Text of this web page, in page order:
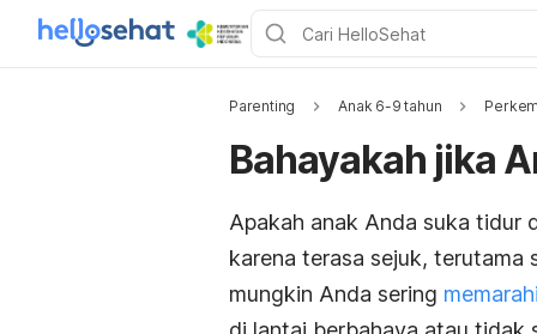
Parenting Anak 6-9 tahun
Bahayakah jika
Apakah anak Anda suka tidur
karena terasa sejuk, terutama
mungkin Anda sering